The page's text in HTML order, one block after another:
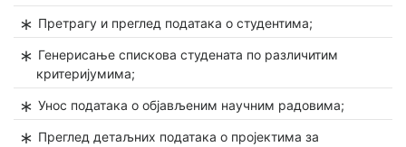
Претрагу и преглед података о студентима;
Генерисање спискова студената по различитим
критеријумима;
Унос података о објављеним научним радовима;
Преглед детаљних података о пројектима за